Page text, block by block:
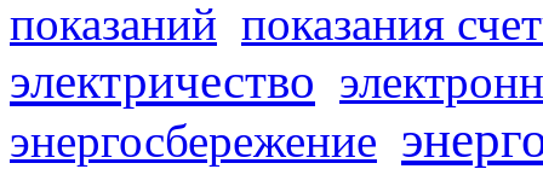
показаний показания
электричество
энергосбережение